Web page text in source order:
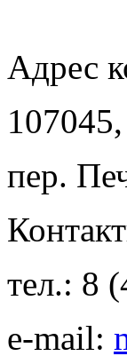
Адрес
пер.
тел.: 8
e-mail: